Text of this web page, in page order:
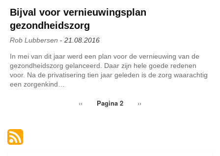
Bijval voor vernieuwingsplan
gezondheidszorg
Rob Lubbersen - 21.08.2016
In mei van dit jaar werd een plan voor de vernieuwing van de
gezondheidszorg gelanceerd. Daar zijn hele goede redenen
voor. Na de privatisering tien jaar geleden is de zorg waarachtig
een zorgenkind…
Vorige
‹‹ Pagina 2
Volgende
››